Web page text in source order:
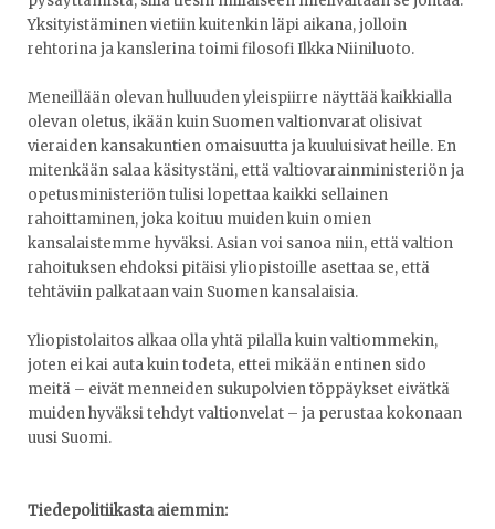
Yksityistäminen vietiin kuitenkin läpi aikana, jolloin
rehtorina ja kanslerina toimi filosofi Ilkka Niiniluoto.
Meneillään olevan hulluuden yleispiirre näyttää kaikkialla
olevan oletus, ikään kuin Suomen valtionvarat olisivat
vieraiden kansakuntien omaisuutta ja kuuluisivat heille. En
mitenkään salaa käsitystäni, että valtiovarainministeriön ja
opetusministeriön tulisi lopettaa kaikki sellainen
rahoittaminen, joka koituu muiden kuin omien
kansalaistemme hyväksi. Asian voi sanoa niin, että valtion
rahoituksen ehdoksi pitäisi yliopistoille asettaa se, että
tehtäviin palkataan vain Suomen kansalaisia.
Yliopistolaitos alkaa olla yhtä pilalla kuin valtiommekin,
joten ei kai auta kuin todeta, ettei mikään entinen sido
meitä – eivät menneiden sukupolvien töppäykset eivätkä
muiden hyväksi tehdyt valtionvelat – ja perustaa kokonaan
uusi Suomi.
Tiedepolitiikasta aiemmin: